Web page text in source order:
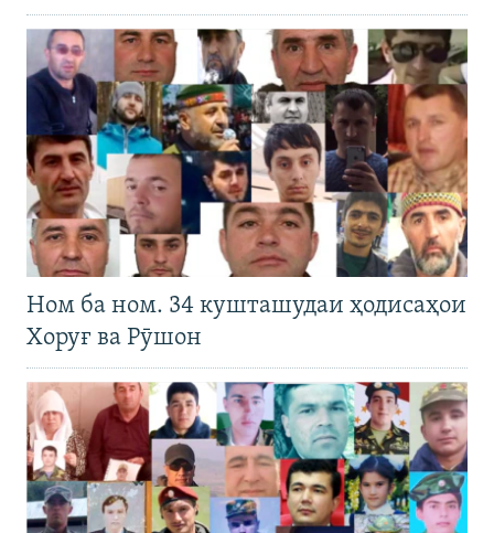
Ном ба ном. 34 кушташудаи ҳодисаҳои
Хоруғ ва Рӯшон